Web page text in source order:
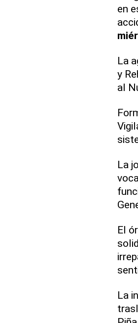
en
La
y
al
La
El
La